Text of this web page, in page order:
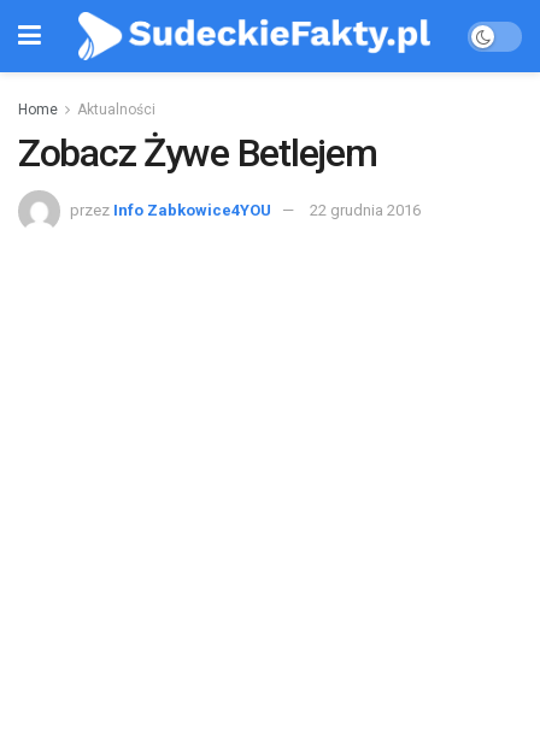
Home Aktualności
Zobacz Żywe Betlejem
przez Info Zabkowice4YOU 22 grudnia 2016